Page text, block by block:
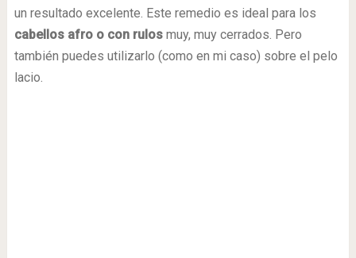
un resultado excelente. Este remedio es ideal para los
cabellos afro o con rulosmuy, muy cerrados. Pero
también puedes utilizarlo (como en mi caso) sobre el pelo
lacio.